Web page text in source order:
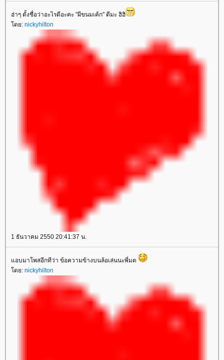
ฮ่าๆ ตั้งชื่อว่าอะไรดีอะคะ "ผีขนมเค้ก" ดีมะ ฮิฮิ
ดย: nickyhilton
1 ธันวาคม 2550 20:41:37 น.
อบมาโพสอีกทีว่า ข้อความข้างบนล้อเล่นนะพี่มด
ดย: nickyhilton